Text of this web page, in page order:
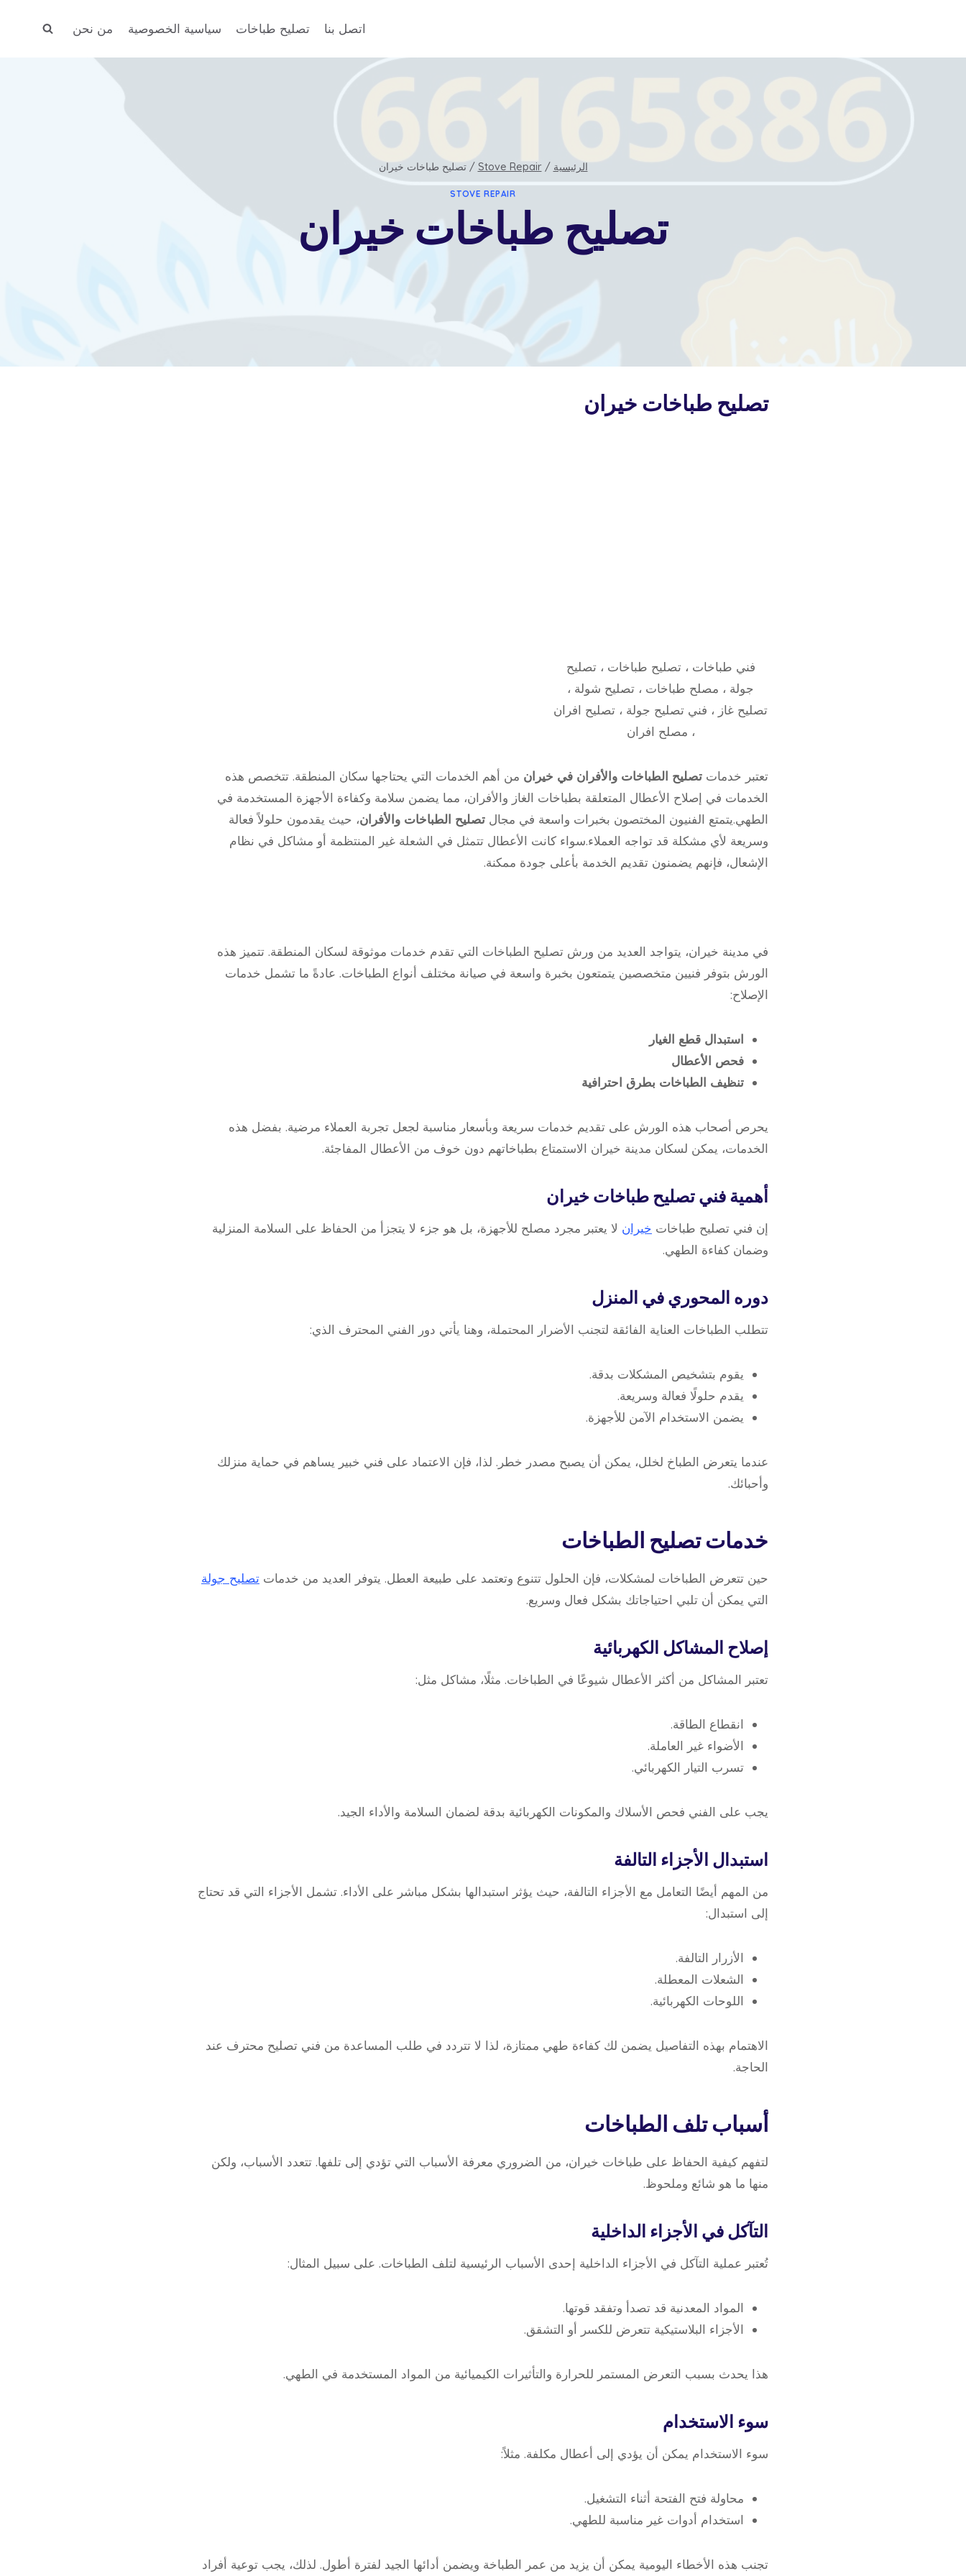
اتصل بنا تصليح طباخات سياسية الخصوصية من نحن
الرئيسية /
Stove Repair
/ تصليح طباخات خيران
STOVE REPAIR
تصليح طباخات خيران
تصليح طباخات خيران
فني طباخات ، تصليح طباخات ، تصليح
جولة ، مصلح طباخات ، تصليح شولة ،
تصليح غاز ، فني تصليح جولة ، تصليح افران
، مصلح افران
تعتبر خدمات تصليح الطباخات والأفران في خيران من أهم الخدمات التي يحتاجها سكان المنطقة. تتخصص هذه
الخدمات في إصلاح الأعطال المتعلقة بطباخات الغاز والأفران، مما يضمن سلامة وكفاءة الأجهزة المستخدمة في
الطهي.يتمتع الفنيون المختصون بخبرات واسعة في مجال تصليح الطباخات والأفران، حيث يقدمون حلولاً فعالة
وسريعة لأي مشكلة قد تواجه العملاء.سواء كانت الأعطال تتمثل في الشعلة غير المنتظمة أو مشاكل في نظام
الإشعال، فإنهم يضمنون تقديم الخدمة بأعلى جودة ممكنة.
في مدينة خيران، يتواجد العديد من ورش تصليح الطباخات التي تقدم خدمات موثوقة لسكان المنطقة. تتميز هذه
الورش بتوفر فنيين متخصصين يتمتعون بخبرة واسعة في صيانة مختلف أنواع الطباخات. عادةً ما تشمل خدمات
الإصلاح:
استبدال قطع الغيار
فحص الأعطال
تنظيف الطباخات بطرق احترافية
يحرص أصحاب هذه الورش على تقديم خدمات سريعة وبأسعار مناسبة لجعل تجربة العملاء مرضية. بفضل هذه
الخدمات، يمكن لسكان مدينة خيران الاستمتاع بطباخاتهم دون خوف من الأعطال المفاجئة.
أهمية فني تصليح طباخات خيران
إن فني تصليح طباخات خيران لا يعتبر مجرد مصلح للأجهزة، بل هو جزء لا يتجزأ من الحفاظ على السلامة المنزلية
وضمان كفاءة الطهي.
دوره المحوري في المنزل
تتطلب الطباخات العناية الفائقة لتجنب الأضرار المحتملة، وهنا يأتي دور الفني المحترف الذي:
يقوم بتشخيص المشكلات بدقة.
يقدم حلولًا فعالة وسريعة.
يضمن الاستخدام الآمن للأجهزة.
عندما يتعرض الطباخ لخلل، يمكن أن يصبح مصدر خطر. لذا، فإن الاعتماد على فني خبير يساهم في حماية منزلك
وأحبائك.
خدمات تصليح الطباخات
حين تتعرض الطباخات لمشكلات، فإن الحلول تتنوع وتعتمد على طبيعة العطل. يتوفر العديد من خدمات تصليح جولة
التي يمكن أن تلبي احتياجاتك بشكل فعال وسريع.
إصلاح المشاكل الكهربائية
تعتبر المشاكل من أكثر الأعطال شيوعًا في الطباخات. مثلًا، مشاكل مثل:
انقطاع الطاقة.
الأضواء غير العاملة.
تسرب التيار الكهربائي.
يجب على الفني فحص الأسلاك والمكونات الكهربائية بدقة لضمان السلامة والأداء الجيد.
استبدال الأجزاء التالفة
من المهم أيضًا التعامل مع الأجزاء التالفة، حيث يؤثر استبدالها بشكل مباشر على الأداء. تشمل الأجزاء التي قد تحتاج
إلى استبدال:
الأزرار التالفة.
الشعلات المعطلة.
اللوحات الكهربائية.
الاهتمام بهذه التفاصيل يضمن لك كفاءة طهي ممتازة، لذا لا تتردد في طلب المساعدة من فني تصليح محترف عند
الحاجة.
أسباب تلف الطباخات
لتفهم كيفية الحفاظ على طباخات خيران، من الضروري معرفة الأسباب التي تؤدي إلى تلفها. تتعدد الأسباب، ولكن
منها ما هو شائع وملحوظ.
التآكل في الأجزاء الداخلية
تُعتبر عملية التآكل في الأجزاء الداخلية إحدى الأسباب الرئيسية لتلف الطباخات. على سبيل المثال:
المواد المعدنية قد تصدأ وتفقد قوتها.
الأجزاء البلاستيكية تتعرض للكسر أو التشقق.
هذا يحدث بسبب التعرض المستمر للحرارة والتأثيرات الكيميائية من المواد المستخدمة في الطهي.
سوء الاستخدام
سوء الاستخدام يمكن أن يؤدي إلى أعطال مكلفة. مثلاً:
محاولة فتح الفتحة أثناء التشغيل.
استخدام أدوات غير مناسبة للطهي.
تجنب هذه الأخطاء اليومية يمكن أن يزيد من عمر الطباخة ويضمن أدائها الجيد لفترة أطول. لذلك، يجب توعية أفراد